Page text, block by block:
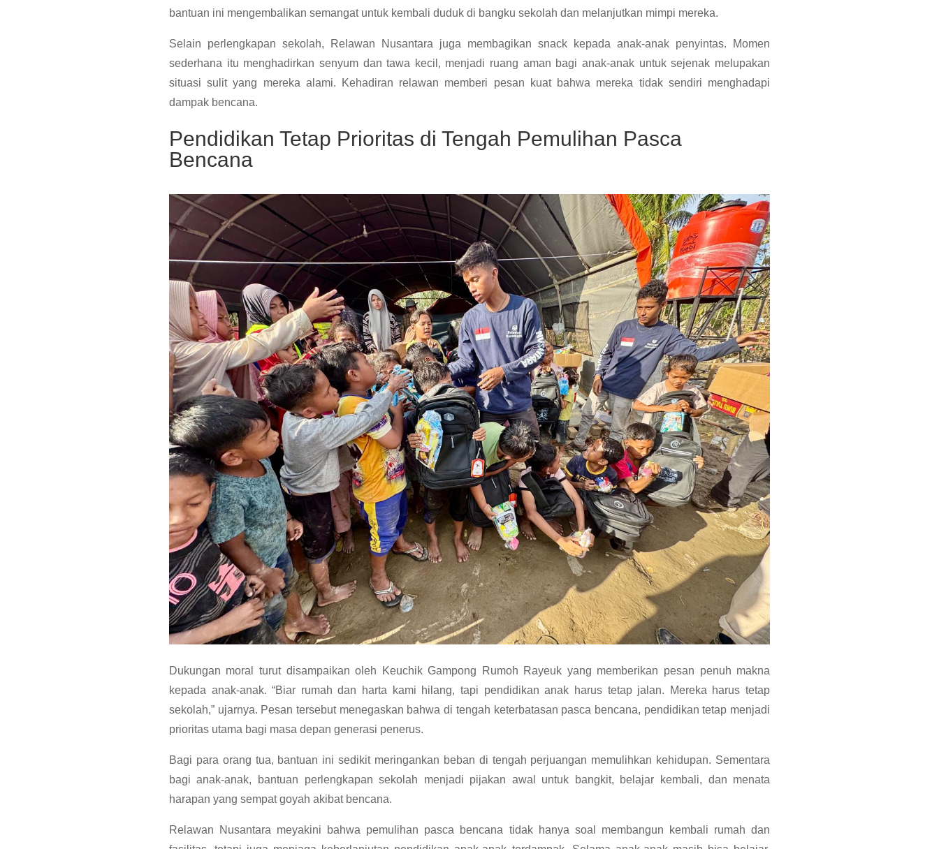
bantuan ini mengembalikan semangat untuk kembali duduk di bangku sekolah dan melanjutkan mimpi mereka.
Selain perlengkapan sekolah, Relawan Nusantara juga membagikan snack kepada anak-anak penyintas. Momen
sederhana itu menghadirkan senyum dan tawa kecil, menjadi ruang aman bagi anak-anak untuk sejenak melupakan
situasi sulit yang mereka alami. Kehadiran relawan memberi pesan kuat bahwa mereka tidak sendiri menghadapi
dampak bencana.
Pendidikan Tetap Prioritas di Tengah Pemulihan Pasca
Bencana
Dukungan moral turut disampaikan oleh Keuchik Gampong Rumoh Rayeuk yang memberikan pesan penuh makna
kepada anak-anak. “Biar rumah dan harta kami hilang, tapi pendidikan anak harus tetap jalan. Mereka harus tetap
sekolah,” ujarnya. Pesan tersebut menegaskan bahwa di tengah keterbatasan pasca bencana, pendidikan tetap menjadi
prioritas utama bagi masa depan generasi penerus.
Bagi para orang tua, bantuan ini sedikit meringankan beban di tengah perjuangan memulihkan kehidupan. Sementara
bagi anak-anak, bantuan perlengkapan sekolah menjadi pijakan awal untuk bangkit, belajar kembali, dan menata
harapan yang sempat goyah akibat bencana.
Relawan Nusantara meyakini bahwa pemulihan pasca bencana tidak hanya soal membangun kembali rumah dan